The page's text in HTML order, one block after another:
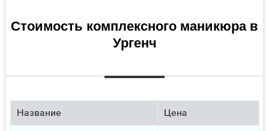
Стоимость комплексного маникюра в
Ургенч
Название Цена